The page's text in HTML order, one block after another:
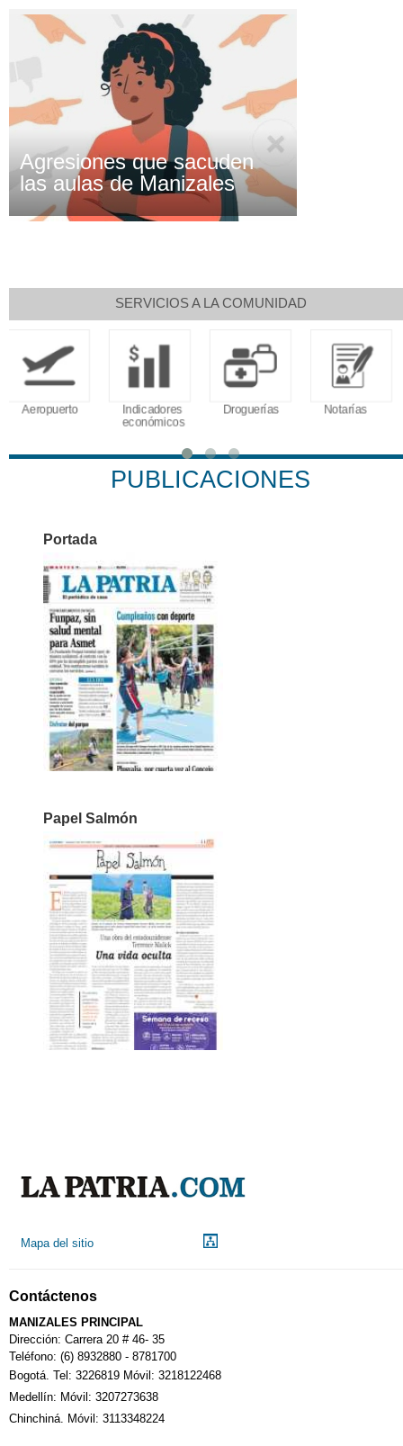
Agresiones que sacuden
las aulas de Manizales
SERVICIOS A LA COMUNIDAD
Indicadores
Droguerías Notarías
Calendario
PUBLICACIONES
Portada
Papel Salmón
Mapa del sitio
Contáctenos
MANIZALES PRINCIPAL
Dirección: Carrera 20 # 46- 35
Teléfono: (6) 8932880 - 8781700
Bogotá. Tel: 3226819 Móvil: 3218122468
Medellín: Móvil: 3207273638
Chinchiná. Móvil: 3113348224